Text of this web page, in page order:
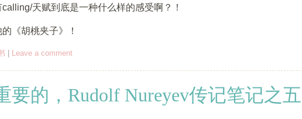
天赋到底是一种什么样的感受啊？！
《胡桃夹子》！
Leave a comment
要的，Rudolf Nureyev传记笔记之五